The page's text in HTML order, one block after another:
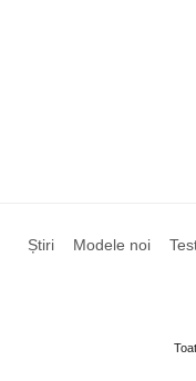
Știri Modele noi